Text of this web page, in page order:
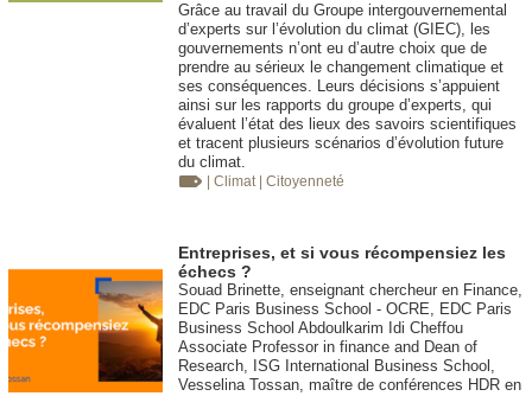
Grâce au travail du Groupe intergouvernemental
d’experts sur l’évolution du climat (GIEC), les
gouvernements n’ont eu d’autre choix que de
prendre au sérieux le changement climatique et
ses conséquences. Leurs décisions s’appuient
ainsi sur les rapports du groupe d’experts, qui
évaluent l’état des lieux des savoirs scientifiques
et tracent plusieurs scénarios d’évolution future
du climat.
| Climat | Citoyenneté
Entreprises, et si vous récompensiez les
échecs ?
Souad Brinette, enseignant chercheur en Finance,
EDC Paris Business School - OCRE, EDC Paris
Business School Abdoulkarim Idi Cheffou
Associate Professor in finance and Dean of
Research, ISG International Business School,
Vesselina Tossan, maître de conférences HDR en